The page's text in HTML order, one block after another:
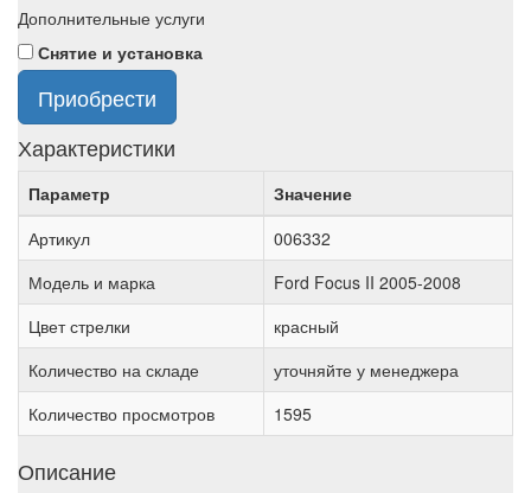
Дополнительные услуги
Снятие и установка
Приобрести
Характеристики
Параметр
Значение
Артикул
006332
Модель и марка
Ford Focus II 2005-2008
Цвет стрелки
красный
Количество на складе
уточняйте у менеджера
Количество просмотров
1595
Описание